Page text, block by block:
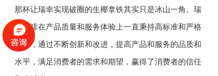
那杯让瑞幸实现破圈的生椰拿铁其实只是冰山一角。瑞
幸咖啡在产品质量和服务体验上一直秉持高标准和严格
要求，通过不断创新和改进，提高产品和服务的品质和
水平，满足消费者的需求和期望，赢得了消费者的信任